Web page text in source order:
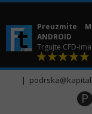
Skip
content
Preuzmite
ANDROID
Trgujte CFD-
|
P